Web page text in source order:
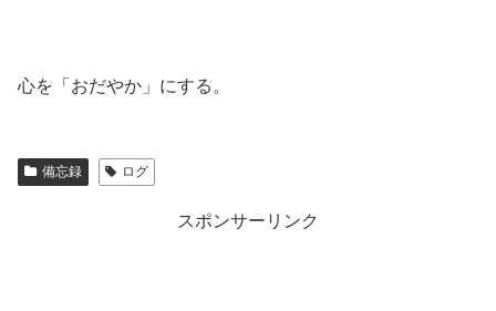
心を「おだやか」にする。
備忘録 ログ
スポンサーリンク